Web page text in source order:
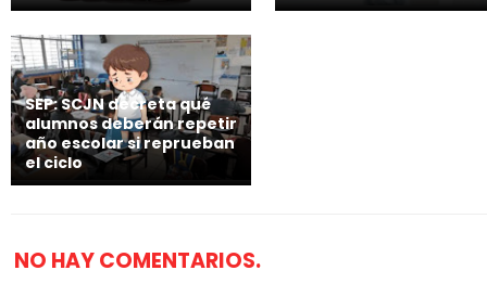
SEP: SCJN decreta qué
alumnos deberán repetir
año escolar si reprueban
el ciclo
NO HAY COMENTARIOS.